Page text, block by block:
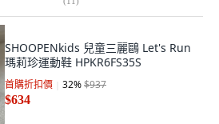
SHOOPENkids 兒童三麗鷗 Let's Run
瑪莉珍運動鞋 HPKR6FS35S
首購折扣價 32%$937
$634